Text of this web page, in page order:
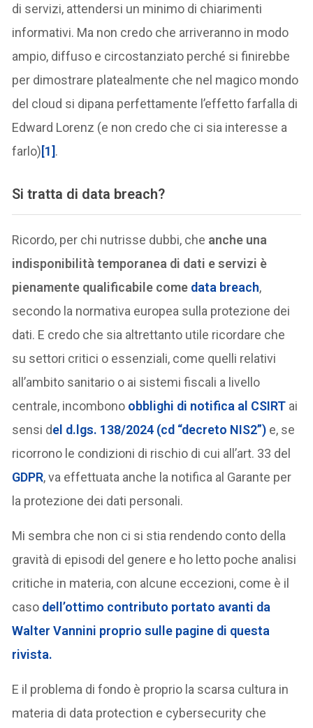
di servizi, attendersi un minimo di chiarimenti
informativi. Ma non credo che arriveranno in modo
ampio, diffuso e circostanziato perché si finirebbe
per dimostrare platealmente che nel magico mondo
del cloud si dipana perfettamente l’effetto farfalla di
Edward Lorenz (e non credo che ci sia interesse a
farlo)[1].
Si tratta di data breach?
Ricordo, per chi nutrisse dubbi, che anche una
indisponibilità temporanea di dati e servizi è
pienamente qualificabile come data breach,
secondo la normativa europea sulla protezione dei
dati. E credo che sia altrettanto utile ricordare che
su settori critici o essenziali, come quelli relativi
all’ambito sanitario o ai sistemi fiscali a livello
centrale, incombono obblighi di notifica al CSIRT ai
sensi del d.lgs. 138/2024 (cd “decreto NIS2”) e, se
ricorrono le condizioni di rischio di cui all’art. 33 del
GDPR, va effettuata anche la notifica al Garante per
la protezione dei dati personali.
Mi sembra che non ci si stia rendendo conto della
gravità di episodi del genere e ho letto poche analisi
critiche in materia, con alcune eccezioni, come è il
caso dell’ottimo contributo portato avanti da
Walter Vannini proprio sulle pagine di questa
rivista.
E il problema di fondo è proprio la scarsa cultura in
materia di data protection e cybersecurity che